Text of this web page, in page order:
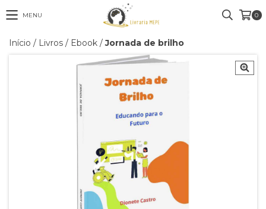
MENU 0
Início / Livros / Ebook / Jornada de brilho